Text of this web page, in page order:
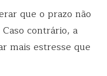
que o prazo não
contrário, a
mais estresse que